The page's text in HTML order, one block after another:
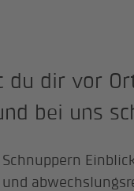
du dir vor
bei uns